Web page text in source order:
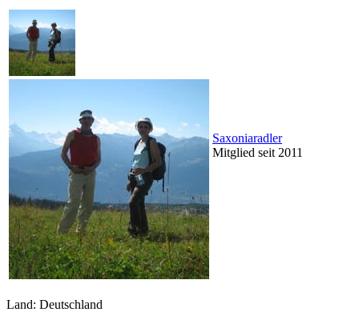
Saxoniaradler
Mitglied seit 2011
Land: Deutschland